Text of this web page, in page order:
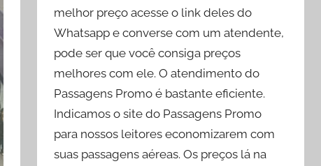
melhor preço acesse o link deles do
Whatsapp e converse com um atendente,
pode ser que você consiga preços
melhores com ele. O atendimento do
Passagens Promo é bastante eficiente.
Indicamos o site do Passagens Promo
para nossos leitores economizarem com
suas passagens aéreas. Os preços lá na